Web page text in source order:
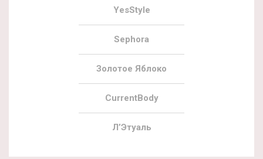
YesStyle
Sephora
Золотое Яблоко
CurrentBody
Л’Этуаль